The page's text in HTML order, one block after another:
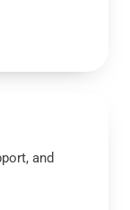
and